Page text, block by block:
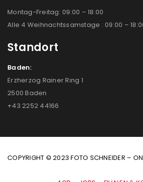
Montag-Freitag: 09:00 – 18:00
Alle 4 Weihnachtssamstage : 09:00 –
Standort
Baden:
Erzherzog Rainer Ring 1
2500 Baden
+43 2252 44166
COPYRIGHT © 2023 FOTO SCHNEIDER –